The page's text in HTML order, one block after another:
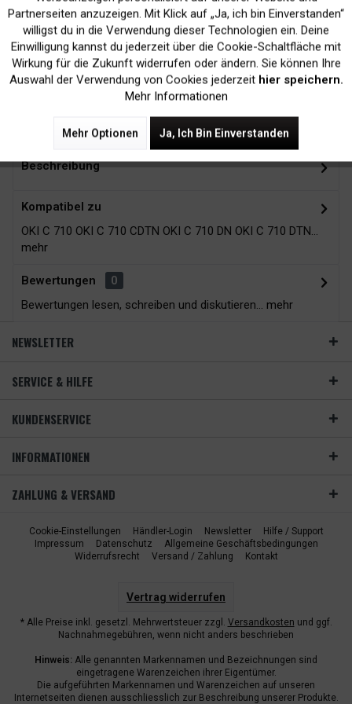
Kein Verlust der
Druckergarantie
Versand innerhalb von
24H*
Zubehör 14
Beschreibung
Kompatibel zu
OKI C 710 OKI C 710 CDTN OKI C 710 DN OKI C 710 DTN...
mehr
Bewertungen
0
Bewertungen lesen, schreiben und diskutieren... mehr
NEWSLETTER
SERVICE & HILFE
KUNDENSERVICE
INFORMATIONEN
ZAHLUNG & VERSAND
Cookie-Einstellungen Händler-Login Newsletter
Hilfe / Support
Impressum
Datenschutz
Allgemeine Geschäftsbedingungen
Widerrufsrecht
Versand / Zahlung Kontakt
Vertrag widerrufen
* Alle Preise inkl. gesetzl. Mehrwertsteuer zzgl. Versandkosten und ggf.
Nachnahmegebühren, wenn nicht anders beschrieben
Hinweis: Alle genannten Markennamen und Bezeichnungen sind
eingetragene Warenzeichen ihrer Eigentümer.
Die aufgeführten Markennamen und Warenzeichen auf unseren
Internetseiten dienen ausschliesslich zur Beschreibung unserer Produkte.
Marketing Inaktiv
Tracking Inaktiv
Partnerseiten anzuzeigen. Mit Klick auf „Ja, ich bin Einverstanden“
willigst du in die Verwendung dieser Technologien ein. Deine
Einwilligung kannst du jederzeit über die Cookie-Schaltfläche mit
Wirkung für die Zukunft widerrufen oder ändern. Sie können Ihre
Auswahl der Verwendung von Cookies jederzeit hier speichern.
Mehr Informationen
Mehr Optionen Ja, Ich Bin Einverstanden